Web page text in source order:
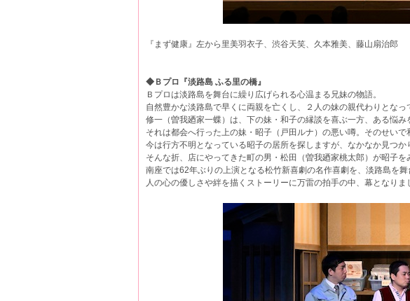
『まず健康』左から里美羽衣子、渋谷天笑、久本雅美、藤山扇治郎
◆Ｂプロ『淡路島 ふる里の橋』
Ｂプロは淡路島を舞台に繰り広げられる心温まる兄妹の物語。
自然豊かな淡路島で早くに両親を亡くし、２人の妹の親代わりとな
修一（曽我廼家一蝶）は、下の妹・和子の縁談を喜ぶ一方、ある悩み
それは都会へ行った上の妹・昭子（戸田ルナ）の悪い噂。そのせいで
今は行方不明となっている昭子の居所を探しますが、なかなか見つか
そんな折、店にやってきた町の男・松田（曽我廼家桃太郎）が昭子
南座では62年ぶりの上演となる松竹新喜劇の名作喜劇を、淡路島を
人の心の優しさや絆を描くストーリーに万雷の拍手の中、幕となりま